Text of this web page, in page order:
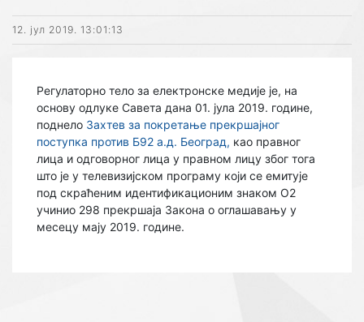
12. јул 2019. 13:01:13
Регулаторно тело за електронске медије је, на
основу одлуке Савета дана 01. јулa 2019. године,
поднело Захтев за покретање прекршајног
поступка против Б92 а.д. Београд, као правног
лица и одговорног лица у правном лицу због тога
што је у телевизијском програму који се емитује
под скраћеним идентификационим знаком О2
учинио 298 прекршаја Закона о оглашавању у
месецу мају 2019. године.